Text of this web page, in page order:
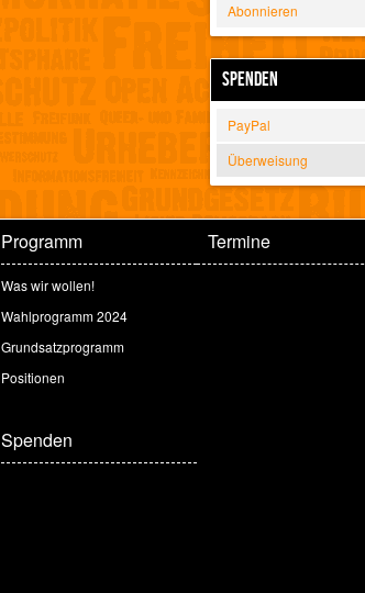
Abonnieren
SPENDEN
PayPal
Überweisung
Programm
Was wir wollen!
Wahlprogramm 2024
Grundsatzprogramm
Positionen
Termine
Spenden